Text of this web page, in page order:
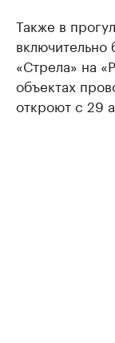
Также в
включительно
«Стрела» на
объектах
откроют с 29